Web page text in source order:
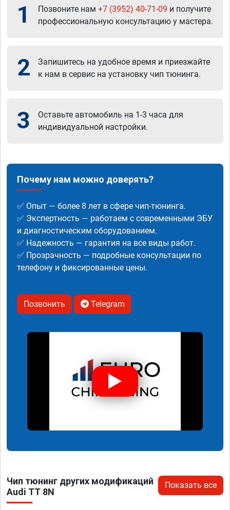
1 Позвоните нам +7 (3952) 40-71-09 и получите
профессиональную консультацию у мастера.
2
Запишитесь на удобное время и приезжайте
к нам в сервис на установку чип тюнинга.
3
Оставьте автомобиль на 1-3 часа для
индивидуальной настройки.
Почему нам можно доверять?
✅ Опыт — более 8 лет в сфере чип-тюнинга.
✅ Экспертность — работаем с современными ЭБУ
и диагностическим оборудованием.
✅ Надежность — гарантия на все виды работ.
✅ Прозрачность — подробные консультации по
телефону и фиксированные цены.
Позвонить Telegram
Чип тюнинг других модификаций
Audi TT 8N
Показать все